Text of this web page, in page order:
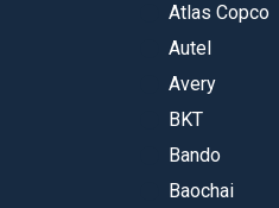
Atlas Copco
Autel
Avery
BKT
Bando
Baochai